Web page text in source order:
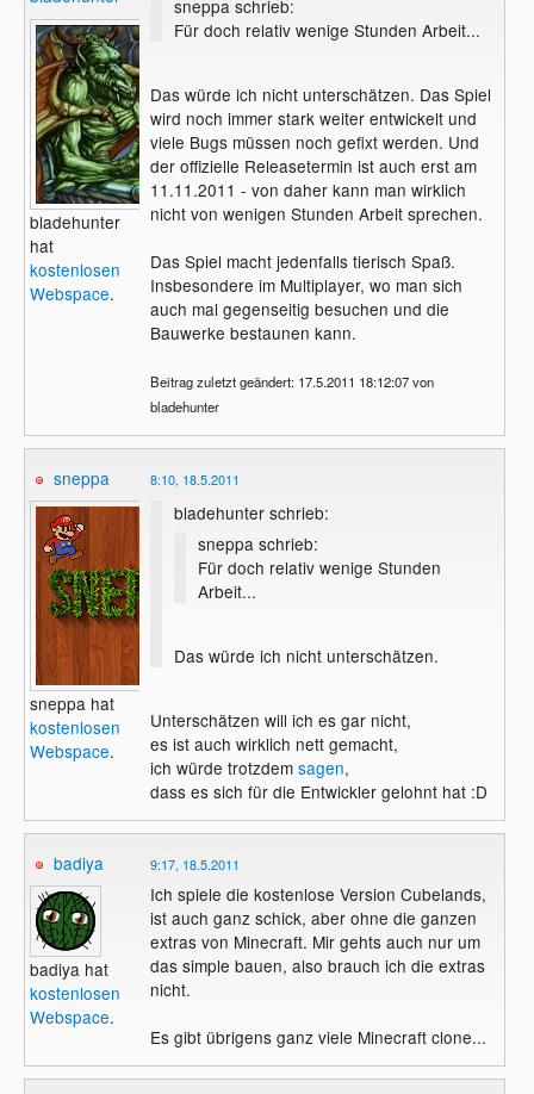
bladehunter
hat
kostenlosen
Webspace.
sneppa schrieb:
Für doch relativ wenige Stunden Arbeit...
Das würde ich nicht unterschätzen. Das Spiel
wird noch immer stark weiter entwickelt und
viele Bugs müssen noch gefixt werden. Und
der offizielle Releasetermin ist auch erst am
11.11.2011 - von daher kann man wirklich
nicht von wenigen Stunden Arbeit sprechen.
Das Spiel macht jedenfalls tierisch Spaß.
Insbesondere im Multiplayer, wo man sich
auch mal gegenseitig besuchen und die
Bauwerke bestaunen kann.
Beitrag zuletzt geändert: 17.5.2011 18:12:07 von
bladehunter
sneppa
sneppa hat
kostenlosen
Webspace.
8:10, 18.5.2011
bladehunter schrieb:
sneppa schrieb:
Für doch relativ wenige Stunden
Arbeit...
Das würde ich nicht unterschätzen.
Unterschätzen will ich es gar nicht,
es ist auch wirklich nett gemacht,
ich würde trotzdem sagen,
dass es sich für die Entwickler gelohnt hat :D
badiya
badiya hat
kostenlosen
Webspace.
9:17, 18.5.2011
Ich spiele die kostenlose Version Cubelands,
ist auch ganz schick, aber ohne die ganzen
extras von Minecraft. Mir gehts auch nur um
das simple bauen, also brauch ich die extras
nicht.
Es gibt übrigens ganz viele Minecraft clone...